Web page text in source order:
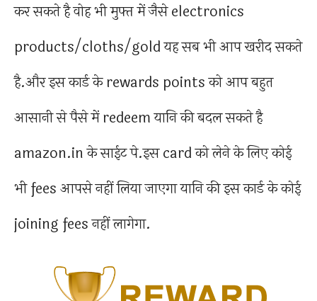
कर सकते है वोह भी मुफ्त में जैसे electronics
products/cloths/gold यह सब भी आप खरीद सकते
है.और इस कार्ड के rewards points को आप बहुत
आसानी से पैसे में redeem यानि की बदल सकते है
amazon.in के साईट पे.इस card को लेने के लिए कोई
भी fees आपसे नहीं लिया जाएगा यानि की इस कार्ड के कोई
joining fees नहीं लागेगा.